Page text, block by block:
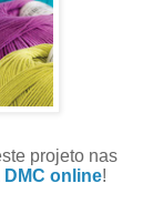
projeto nas
DMC online!